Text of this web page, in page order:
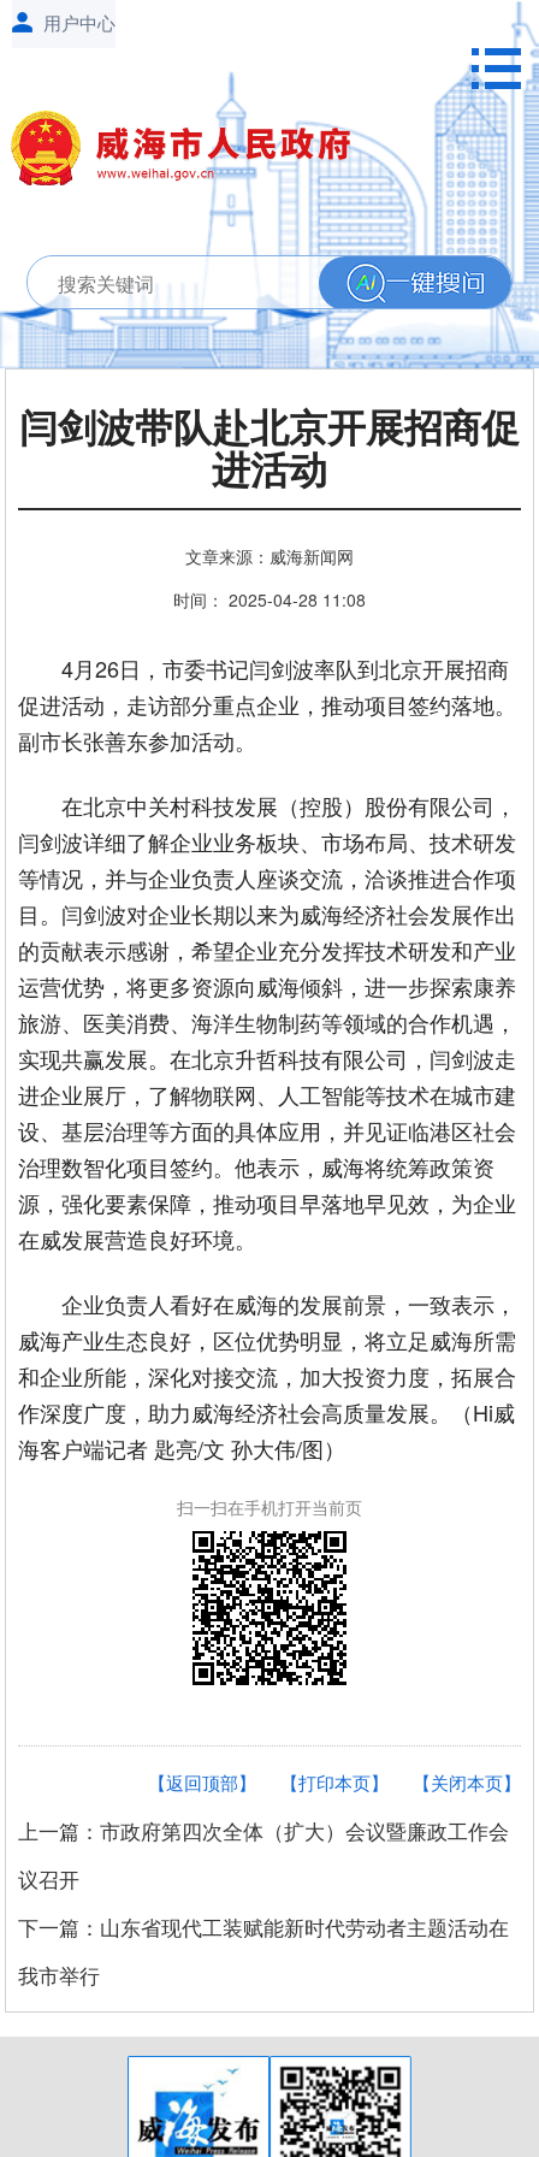
闫剑波带队赴北京开展招商促
进活动
文章来源：威海新闻网
时间： 2025-04-28 11:08
4月26日，市委书记闫剑波率队到北京开展招商
促进活动，走访部分重点企业，推动项目签约落地。
副市长张善东参加活动。
在北京中关村科技发展（控股）股份有限公司，
闫剑波详细了解企业业务板块、市场布局、技术研发
等情况，并与企业负责人座谈交流，洽谈推进合作项
目。闫剑波对企业长期以来为威海经济社会发展作出
的贡献表示感谢，希望企业充分发挥技术研发和产业
运营优势，将更多资源向威海倾斜，进一步探索康养
旅游、医美消费、海洋生物制药等领域的合作机遇，
实现共赢发展。在北京升哲科技有限公司，闫剑波走
进企业展厅，了解物联网、人工智能等技术在城市建
设、基层治理等方面的具体应用，并见证临港区社会
治理数智化项目签约。他表示，威海将统筹政策资
源，强化要素保障，推动项目早落地早见效，为企业
在威发展营造良好环境。
企业负责人看好在威海的发展前景，一致表示，
威海产业生态良好，区位优势明显，将立足威海所需
和企业所能，深化对接交流，加大投资力度，拓展合
作深度广度，助力威海经济社会高质量发展。（Hi威
海客户端记者 匙亮/文 孙大伟/图）
扫一扫在手机打开当前页
【关闭本页】
【打印本页】
【返回顶部】
上一篇：市政府第四次全体（扩大）会议暨廉政工作会
议召开
下一篇：山东省现代工装赋能新时代劳动者主题活动在
我市举行